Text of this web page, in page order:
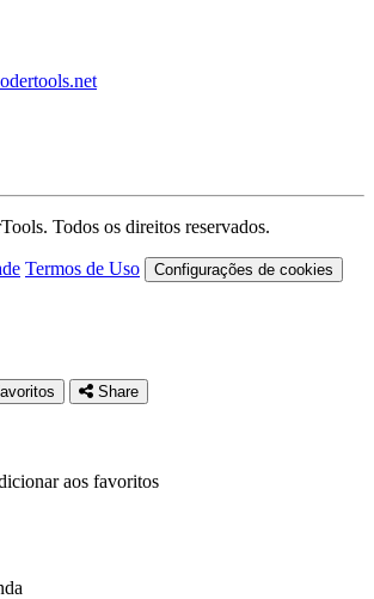
Todos os direitos reservados.
Termos de Uso Configurações de cookies
Share
aos favoritos